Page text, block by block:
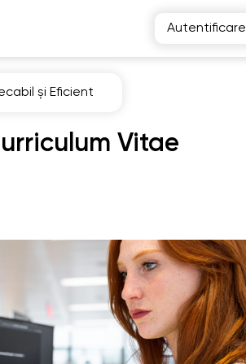
Autentificare
și Eficient
Vitae